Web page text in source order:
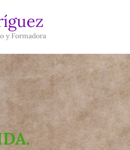
y Formadora